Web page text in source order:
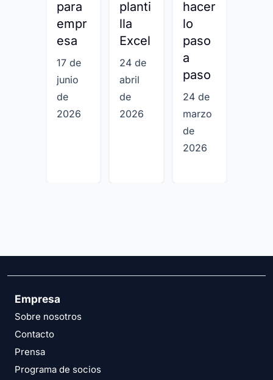
para
empr
esa
17 de
junio
de
2026
planti
lla
Excel
24 de
abril
de
2026
hacer
lo
paso
a
paso
24 de
marzo
de
2026
Empresa
Sobre nosotros
Contacto
Prensa
Programa de socios